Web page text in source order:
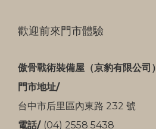
歡迎前來門市體驗
傲骨戰術裝備屋（京豹有限公司）
門市地址/
台中市后里區內東路 232 號
電話/ (04) 2558 5438